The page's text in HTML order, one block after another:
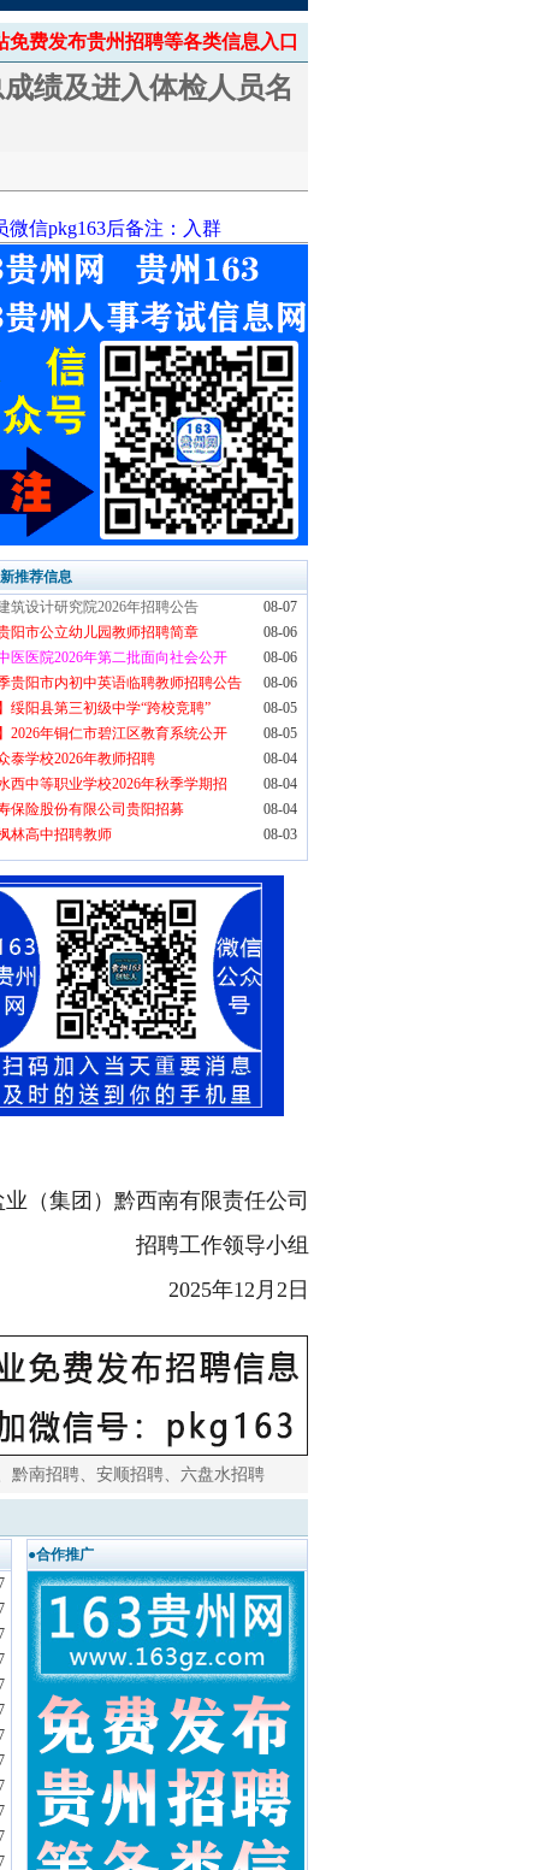
免费发布贵州招聘等各类信息入口
绩及进入体检人员名
信pkg163后备注：入群
推荐信息
筑设计研究院2026年招聘公告
08-07
阳市公立幼儿园教师招聘简章
08-06
医医院2026年第二批面向社会公开
08-06
贵阳市内初中英语临聘教师招聘公告
08-06
绥阳县第三初级中学“跨校竞聘”
08-05
2026年铜仁市碧江区教育系统公开
08-05
泰学校2026年教师招聘
08-04
西中等职业学校2026年秋季学期招
08-04
保险股份有限公司贵阳招募
08-04
林高中招聘教师 08-03
（集团）黔西南有限责任公司
招聘工作领导小组
2025年12月2日
黔南招聘、 安顺招聘、 六盘水招聘
●合作推广